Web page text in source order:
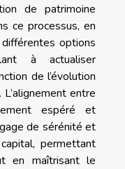
de patrimoine
ce processus, en
options
à actualiser
de l’évolution
entre
espéré et
de sérénité et
permettant
en maîtrisant le